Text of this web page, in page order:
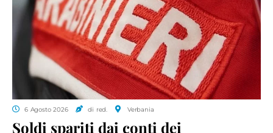
6 Agosto 2026 di red. Verbania
Soldi spariti dai conti dei